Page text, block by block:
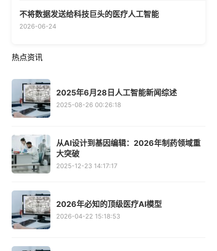
不将数据发送给科技巨头的医疗人工智能
2026-06-24
热点资讯
2025年6月28日人工智能新闻综述
2025-08-26 00:26:18
从AI设计到基因编辑：2026年制药领域重
大突破
2025-12-23 14:17:17
2026年必知的顶级医疗AI模型
2026-04-22 15:18:53